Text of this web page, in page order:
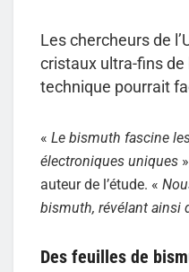
Les chercheurs de
cristaux ultra-fins de
technique pourrait
« Le bismuth fascine
électroniques uniques
auteur de l’étude. «
bismuth, révélant ainsi
Des feuilles de